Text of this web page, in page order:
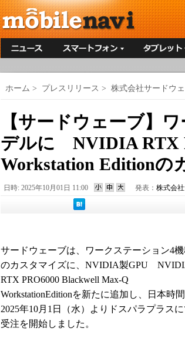
ホーム > プレスリリース > 株式会社サードウ
【サードウェーブ】
デルに NVIDIA RTX
Workstation Editionの
日時: 2025年10月01日 11:00 発表： 株式会
サードウェーブは、ワークステーション4
のカスタマイズに、NVIDIA製GPU
RTX PRO6000 Blackwell Max-Q
WorkstationEditionを新たに追加し、日本時間
2025年10月1日（水）よりドスパラプラスに
受注を開始しました。